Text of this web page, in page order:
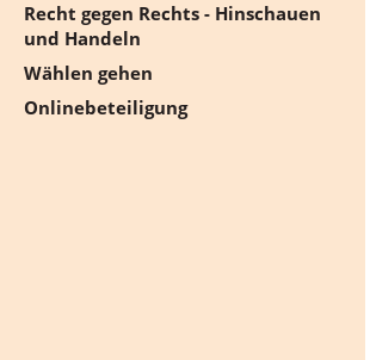
Recht gegen Rechts - Hinschauen
und Handeln
Wählen gehen
Onlinebeteiligung